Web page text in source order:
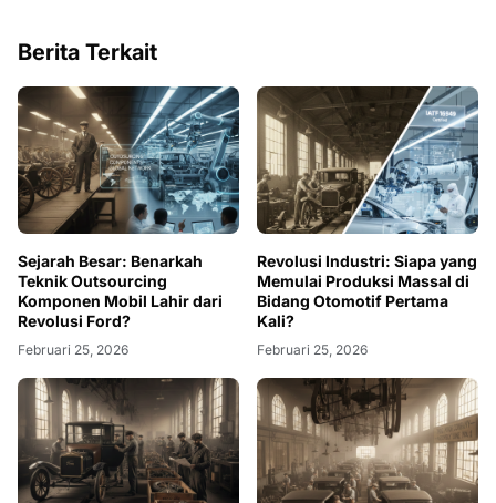
Berita Terkait
Sejarah Besar: Benarkah
Teknik Outsourcing
Komponen Mobil Lahir dari
Revolusi Ford?
Februari 25, 2026
Revolusi Industri: Siapa yang
Memulai Produksi Massal di
Bidang Otomotif Pertama
Kali?
Februari 25, 2026